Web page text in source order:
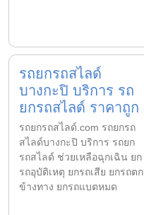
รถยกรถสไลด์
บางกะปิ บริการ รถ
ยกรถสไลด์ ราคาถูก
รถยกรถสไลด์.com รถยกรถ
สไลด์บางกะปิ บริการ รถยก
รถสไลด์ ช่วยเหลือฉุกเฉิน ยก
รถอุบัติเหตุ ยกรถเสีย ยกรถตก
ข้างทาง ยกรถแบตหมด